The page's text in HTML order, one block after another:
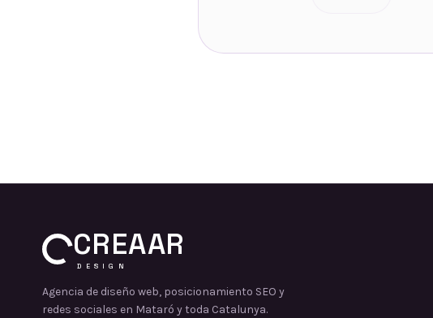
CREAAR
DESIGN
Agencia de diseño web, posicionamiento SEO y
redes sociales en Mataró y toda Catalunya.